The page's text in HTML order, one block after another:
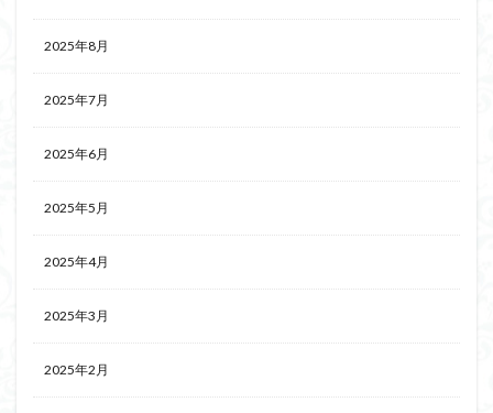
2025年8月
2025年7月
2025年6月
2025年5月
2025年4月
2025年3月
2025年2月